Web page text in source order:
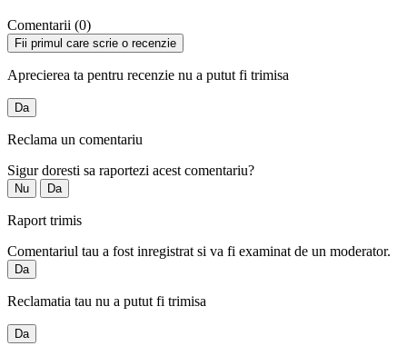
Comentarii (0)
Fii primul care scrie o recenzie
Aprecierea ta pentru recenzie nu a putut fi trimisa
Da
Reclama un comentariu
Sigur doresti sa raportezi acest comentariu?
Nu Da
Raport trimis
Comentariul tau a fost inregistrat si va fi examinat de un moderator.
Da
Reclamatia tau nu a putut fi trimisa
Da